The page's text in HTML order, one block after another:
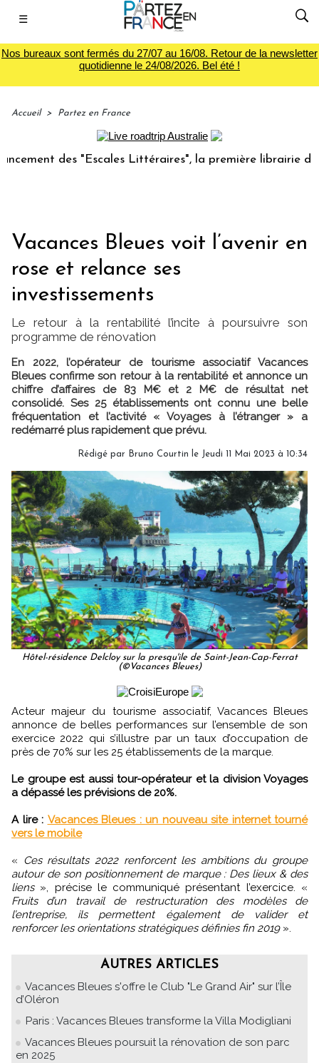
☰
Nos bureaux sont fermés du 27/07 au 16/08. Retour de la newsletter
quotidienne le 24/08/2026. Bel été !
Accueil > Partez en France
"Escales Littéraires", la première librairie du voyage
Vacances Bleues voit l’avenir en
rose et relance ses
investissements
Le retour à la rentabilité l’incite à poursuivre son
programme de rénovation
En 2022, l’opérateur de tourisme associatif Vacances
Bleues confirme son retour à la rentabilité et annonce un
chiffre d’affaires de 83 M€ et 2 M€ de résultat net
consolidé. Ses 25 établissements ont connu une belle
fréquentation et l’activité « Voyages à l’étranger » a
redémarré plus rapidement que prévu.
Rédigé par Bruno Courtin le Jeudi 11 Mai 2023 à 10:34
Hôtel-résidence Delcloy sur la presqu'ile de Saint-Jean-Cap-Ferrat
(©Vacances Bleues)
Acteur majeur du tourisme associatif, Vacances Bleues
annonce de belles performances sur l’ensemble de son
exercice 2022 qui s’illustre par un taux d’occupation de
près de 70% sur les 25 établissements de la marque.
Le groupe est aussi tour-opérateur et la division Voyages
a dépassé les prévisions de 20%.
A lire : Vacances Bleues : un nouveau site internet tourné
vers le mobile
« Ces résultats 2022 renforcent les ambitions du groupe
autour de son positionnement de marque : Des lieux & des
liens », précise le communiqué présentant l’exercice. «
Fruits d’un travail de restructuration des modèles de
l’entreprise, ils permettent également de valider et
renforcer les orientations stratégiques définies fin 2019».
AUTRES ARTICLES
Vacances Bleues s'offre le Club "Le Grand Air" sur l’Île
d’Oléron
Paris : Vacances Bleues transforme la Villa Modigliani
Vacances Bleues poursuit la rénovation de son parc
en 2025